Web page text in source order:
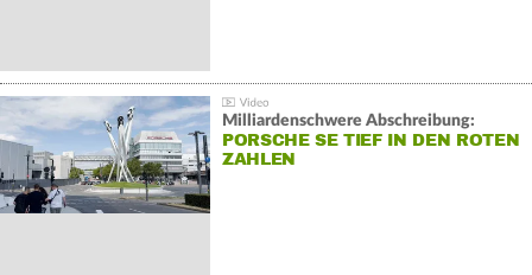
Milliardenschwere Abschreibung:
PORSCHE SE TIEF IN DEN ROTEN
ZAHLEN